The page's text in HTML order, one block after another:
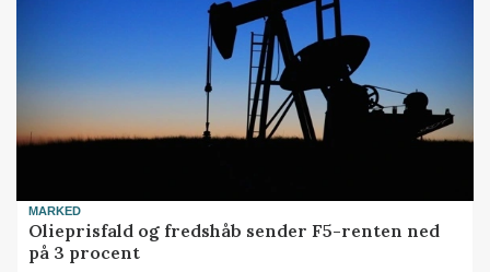
MARKED
Olieprisfald og fredshåb sender F5-renten ned
på 3 procent